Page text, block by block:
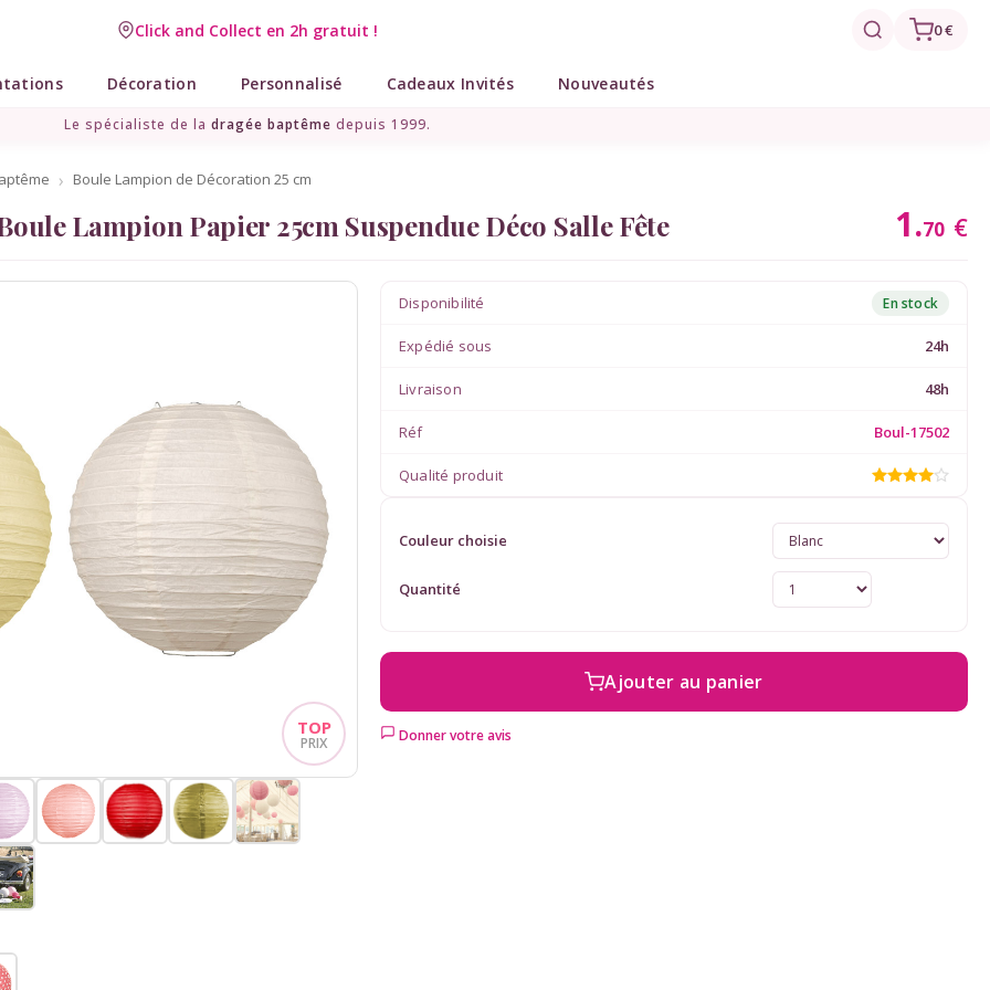
Click and Collect en 2h gratuit !
Livraison point relais gratuit dès 89 € ! 0 €
Décoration Personnalisé Cadeaux Invités Nouveautés
Le spécialiste de la dragée baptême depuis 1999.
Boule Lampion de Décoration 25 cm
Lampion Papier 25cm Suspendue Déco Salle Fête 1.70 €
Disponibilité En stock
Expédié sous 24h
Livraison 48h
Réf Boul-17502
Qualité produit
Couleur choisie
Quantité
Ajouter au panier
Donner votre avis